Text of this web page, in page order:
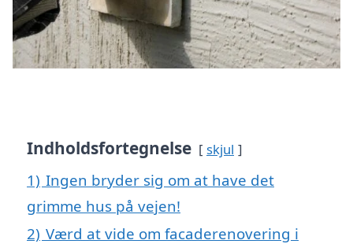
Indholdsfortegnelse skjul
1) Ingen bryder sig om at have det
grimme hus på vejen!
2) Værd at vide om facaderenovering i